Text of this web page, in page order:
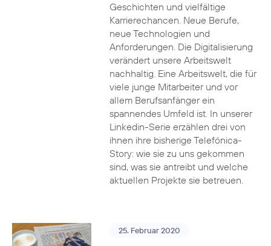
Geschichten und vielfältige
Karrierechancen. Neue Berufe,
neue Technologien und
Anforderungen. Die Digitalisierung
verändert unsere Arbeitswelt
nachhaltig. Eine Arbeitswelt, die für
viele junge Mitarbeiter und vor
allem Berufsanfänger ein
spannendes Umfeld ist. In unserer
Linkedin-Serie erzählen drei von
ihnen ihre bisherige Telefónica-
Story: wie sie zu uns gekommen
sind, was sie antreibt und welche
aktuellen Projekte sie betreuen.
25. Februar 2020